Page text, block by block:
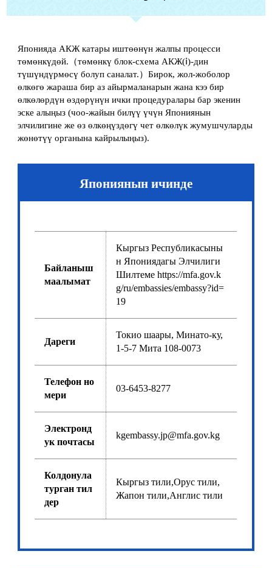
Японияда АКЖ катары иштөөнүн жалпы процесси
төмөнкүдөй.（төмөнкү блок-схема АКЖ(ⅰ)-дин
түшүндүрмөсү болуп саналат.）Бирок, жол-жоболор
өлкөгө жараша бир аз айырмаланарын жана кээ бир
өлкөлөрдүн өздөрүнүн ички процедуралары бар экенин
эске алыңыз (чоо-жайын билүү үчүн Япониянын
элчилигине же өз өлкөңүздөгү чет өлкөлүк жумушчуларды
жөнөтүү органына кайрылыңыз).
Япониянын ичинде
Байланыш
маалымат
Кыргыз Республикасыны
н Япониядагы Элчилиги
Шилтеме https://mfa.gov.k
g/ru/embassies/embassy?id=
19
Дареги
Токио шаары, Минато-ку,
1-5-7 Мита 108-0073
Телефон но
мери
03-6453-8277
Электронд
ук почтасы
kgembassy.jp@mfa.gov.kg
Колдонула
турган тил
дер
Кыргыз тили,Орус тили,
Жапон тили,Англис тили